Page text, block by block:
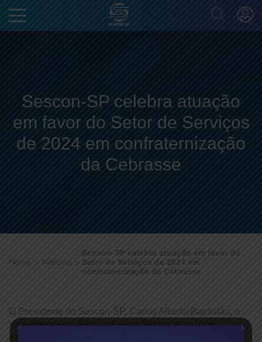
Sescon-SP celebra atuação
em favor do Setor de Serviços
de 2024 em confraternização
da Cebrasse
Home Notícias
Sescon-SP celebra atuação em favor do
Setor de Serviços de 2024 em
confraternização da Cebrasse
O Presidente do Sescon-SP, Carlos Alberto Baptistão, o
Vice-Presidente Antonio Carlos Santos, e os Vice-